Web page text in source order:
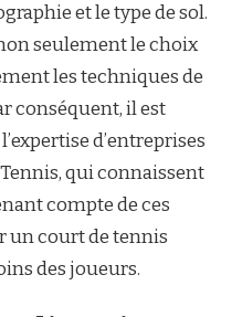
COURT
TENNIS
À
AUX
SPÉCIFICITÉS
?
et le type de sol.
seulement le choix
les techniques de
conséquent, il est
d’entreprises
qui connaissent
compte de ces
un court de tennis
des joueurs.